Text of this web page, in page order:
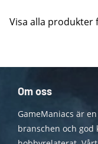
Visa alla produkter
Om oss
GameManiacs är
branschen och god